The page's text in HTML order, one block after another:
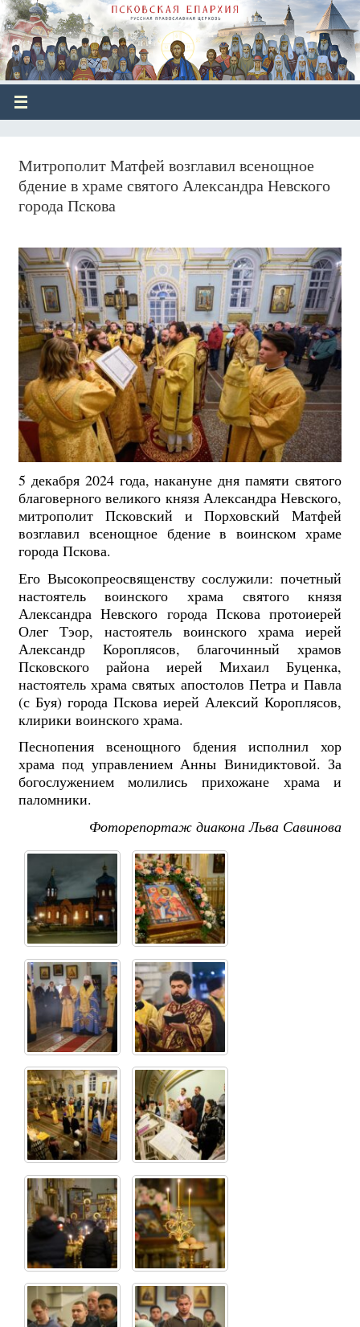
Митрополит Матфей возглавил всенощное
бдение в храме святого Александра Невского
города Пскова
5 декабря 2024 года, накануне дня памяти святого
благоверного великого князя Александра Невского,
митрополит Псковский и Порховский Матфей
возглавил всенощное бдение в воинском храме
города Пскова.
Его Высокопреосвященству сослужили: почетный
настоятель воинского храма святого князя
Александра Невского города Пскова протоиерей
Олег Тэор, настоятель воинского храма иерей
Александр Короплясов, благочинный храмов
Псковского района иерей Михаил Буценка,
настоятель храма святых апостолов Петра и Павла
(с Буя) города Пскова иерей Алексий Короплясов,
клирики воинского храма.
Песнопения всенощного бдения исполнил хор
храма под управлением Анны Винидиктовой. За
богослужением молились прихожане храма и
паломники.
Фоторепортаж диакона Льва Савинова